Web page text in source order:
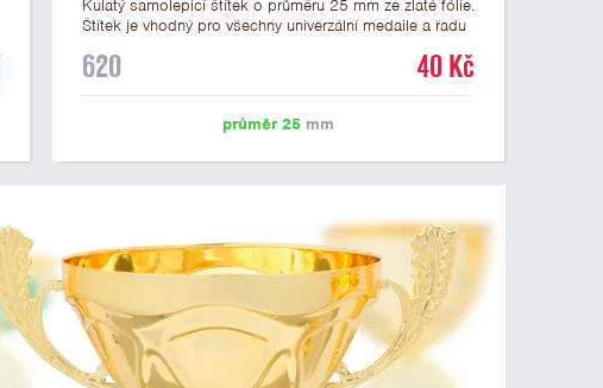
Kulatý samolepicí štítek o průměru 25 mm ze zlaté fólie.
Štítek je vhodný pro všechny univerzální medaile a řadu
25 mm. Na štítek je možné laserem vypálit logo nebo
620 40 Kč
průměr 25mm